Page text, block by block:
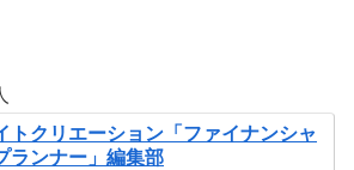
トクリエーション「ファイナンシャ
ランナー」編集部